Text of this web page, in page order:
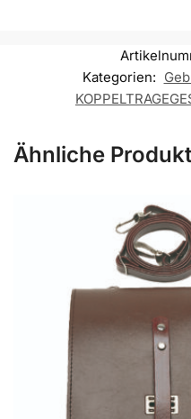
Kategorien:
Ähnliche